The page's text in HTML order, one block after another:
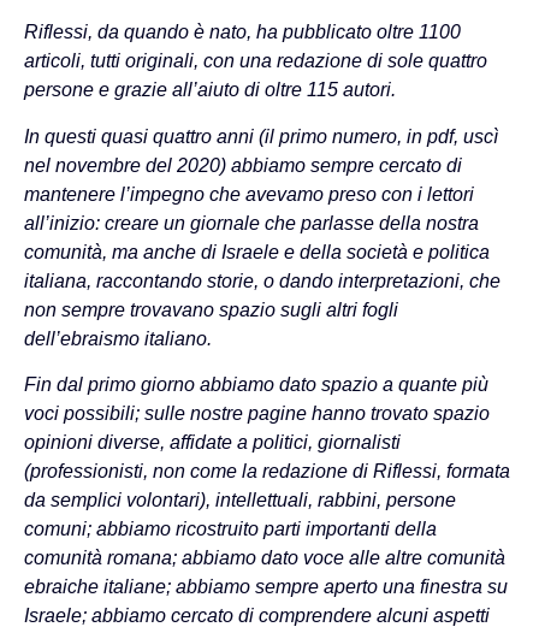
Riflessi, da quando è nato, ha pubblicato oltre 1100
articoli, tutti originali, con una redazione di sole quattro
persone e grazie all’aiuto di oltre 115 autori.
In questi quasi quattro anni (il primo numero, in pdf, uscì
nel novembre del 2020) abbiamo sempre cercato di
mantenere l’impegno che avevamo preso con i lettori
all’inizio: creare un giornale che parlasse della nostra
comunità, ma anche di Israele e della società e politica
italiana, raccontando storie, o dando interpretazioni, che
non sempre trovavano spazio sugli altri fogli
dell’ebraismo italiano.
Fin dal primo giorno abbiamo dato spazio a quante più
voci possibili; sulle nostre pagine hanno trovato spazio
opinioni diverse, affidate a politici, giornalisti
(professionisti, non come la redazione di Riflessi, formata
da semplici volontari), intellettuali, rabbini, persone
comuni; abbiamo ricostruito parti importanti della
comunità romana; abbiamo dato voce alle altre comunità
ebraiche italiane; abbiamo sempre aperto una finestra su
Israele; abbiamo cercato di comprendere alcuni aspetti